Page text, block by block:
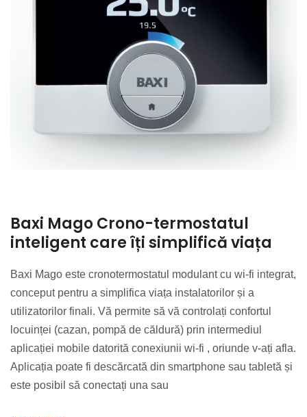
Baxi Mago Crono-termostatul
inteligent care îți simplifică viața
Baxi Mago este cronotermostatul modulant cu wi-fi integrat,
conceput pentru a simplifica viața instalatorilor și a
utilizatorilor finali. Vă permite să vă controlați confortul
locuinței (cazan, pompă de căldură) prin intermediul
aplicației mobile datorită conexiunii wi-fi , oriunde v-ați afla.
Aplicația poate fi descărcată din smartphone sau tabletă și
este posibil să conectați una sau